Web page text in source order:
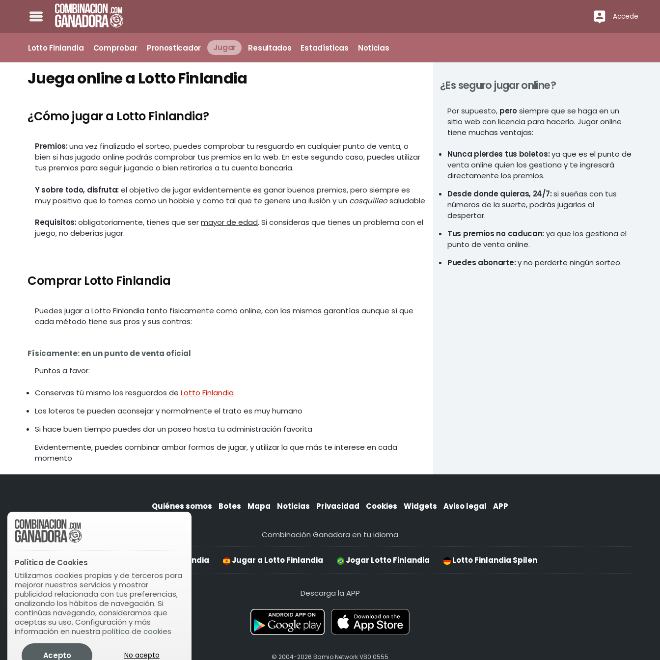
Accede
Lotto Finlandia Comprobar Pronosticador Jugar Resultados Estadísticas Noticias
Juega online a Lotto Finlandia
¿Cómo jugar a Lotto Finlandia?
Premios:una vez finalizado el sorteo, puedes comprobar tu resguardo en cualquier punto de venta, o
bien si has jugado online podrás comprobar tus premios en la web. En este segundo caso, puedes utilizar
tus premios para seguir jugando o bien retirarlos a tu cuenta bancaria.
Y sobre todo, disfruta: el objetivo de jugar evidentemente es ganar buenos premios, pero siempre es
muy positivo que lo tomes como un hobbie y como tal que te genere una ilusión y un cosquilleosaludable
Requisitos:obligatoriamente, tienes que sermayor de edad. Si consideras que tienes un problema con el
juego, no deberías jugar.
Comprar Lotto Finlandia
Puedes jugar a Lotto Finlandia tanto físicamente como online, con las mismas garantías aunque sí que
cada método tiene sus pros y sus contras:
Físicamente: en un punto de venta oficial
Puntos a favor:
Conservas tú mismo los resguardos deLotto Finlandia
Los loteros te pueden aconsejar y normalmente el trato es muy humano
Si hace buen tiempo puedes dar un paseo hasta tu administración favorita
Evidentemente, puedes combinar ambar formas de jugar, y utilizar la que más te interese en cada
momento
¿Es seguro jugar online?
Por supuesto, perosiempre que se haga en un
sitio web con licencia para hacerlo. Jugar online
tiene muchas ventajas:
Nunca pierdes tus boletos:ya que es el punto de
venta online quien los gestiona y te ingresará
directamente los premios.
Desde donde quieras, 24/7:si sueñas con tus
números de la suerte, podrás jugarlos al
despertar.
Tus premios no caducan: ya que los gestiona el
punto de venta online.
Puedes abonarte:y no perderte ningún sorteo.
Quiénes somos Botes Mapa Noticias Privacidad Cookies Widgets Aviso legal APP
Combinación Ganadora en tu idioma
Play Lotto Finlandia Jugar a Lotto Finlandia Jogar Lotto Finlandia Lotto Finlandia Spilen
Descarga la APP
© 2004-2026 Bamio Network VB0.0555
Política de Cookies
Utilizamos cookies propias y de terceros para
mejorar nuestros servicios y mostrar
publicidad relacionada con tus preferencias,
analizando los hábitos de navegación. Si
continúas navegando, consideramos que
aceptas su uso. Configuración y más
información en nuestra política de cookies
Acepto No acepto